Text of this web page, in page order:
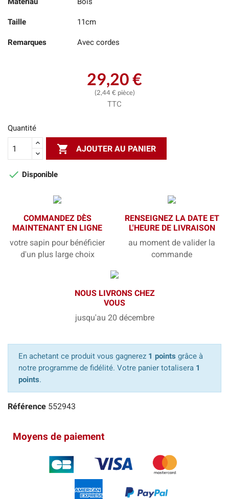
Taille 11cm
Remarques Avec cordes
29,20 €
(2,44 € pièce)
TTC
Quantité
 AJOUTER AU PANIER
 Disponible
COMMANDEZ DÈS
MAINTENANT EN LIGNE
votre sapin pour bénéficier
d'un plus large choix
RENSEIGNEZ LA DATE ET
L'HEURE DE LIVRAISON
au moment de valider la
commande
NOUS LIVRONS CHEZ
VOUS
jusqu'au 20 décembre
En achetant ce produit vous gagnerez 1 points grâce à
notre programme de fidélité. Votre panier totalisera 1
points.
Référence 552943
Moyens de paiement